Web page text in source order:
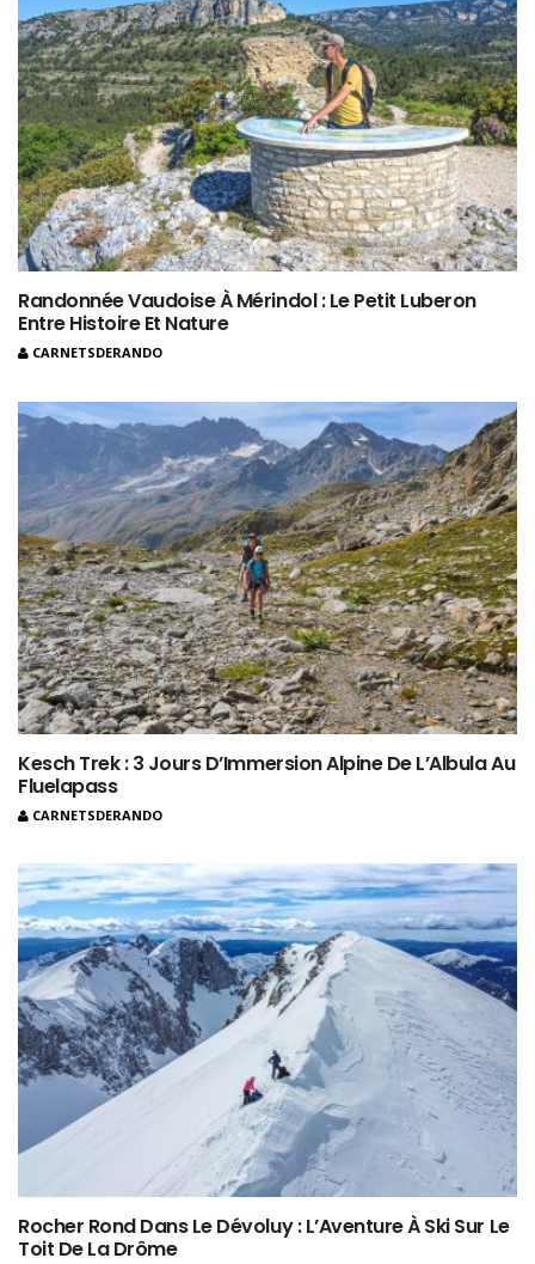
Randonnée Vaudoise À Mérindol : Le Petit Luberon
Entre Histoire Et Nature
CARNETSDERANDO
Kesch Trek : 3 Jours D’Immersion Alpine De L’Albula Au
Fluelapass
CARNETSDERANDO
Rocher Rond Dans Le Dévoluy : L’Aventure À Ski Sur Le
Toit De La Drôme